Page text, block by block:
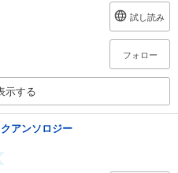
試し読み
フォロー
示する
アンソロジー